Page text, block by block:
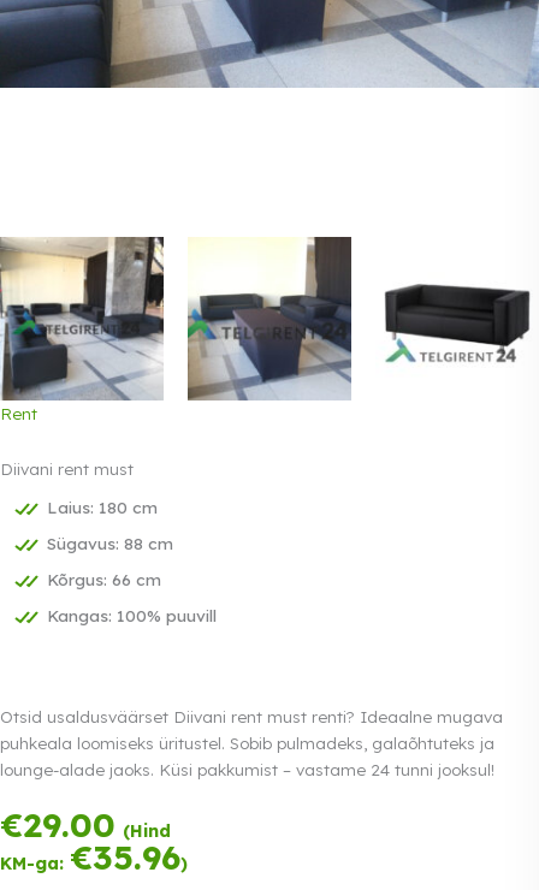
Rent
Diivani rent must
Laius: 180 cm
Sügavus: 88 cm
Kõrgus: 66 cm
Kangas: 100% puuvill
Otsid usaldusväärset Diivani rent must renti? Ideaalne mugava
puhkeala loomiseks üritustel. Sobib pulmadeks, galaõhtuteks ja
lounge-alade jaoks. Küsi pakkumist – vastame 24 tunni jooksul!
€29.00 (Hind
KM-ga: €35.96)